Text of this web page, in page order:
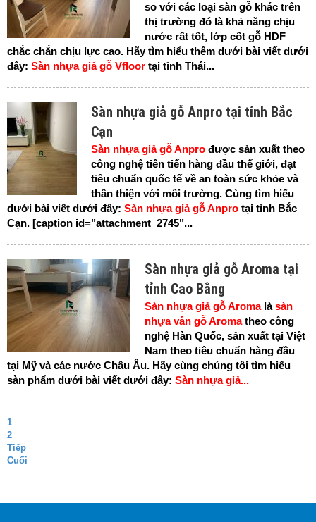
so với các loại sàn gỗ khác trên
thị trường đó là khả năng chịu
nước rất tốt, lớp cốt gỗ HDF
chắc chắn chịu lực cao. Hãy tìm hiểu thêm dưới bài viết dưới
đây: Sàn nhựa giả gỗ Vfloor tại tỉnh Thái...
Sàn nhựa giả gỗ Anpro tại tỉnh Bắc
Cạn
Sàn nhựa giả gỗ Anpro được sản xuất theo
công nghệ tiên tiến hàng đầu thế giới, đạt
tiêu chuẩn quốc tế về an toàn sức khỏe và
thân thiện với môi trường. Cùng tìm hiểu
dưới bài viết dưới đây: Sàn nhựa giả gỗ Anpro tại tỉnh Bắc
Cạn. [caption id="attachment_2745"...
Sàn nhựa giả gỗ Aroma tại
tỉnh Cao Bằng
Sàn nhựa giả gỗ Aromalàsàn
nhựa vân gỗ Aromatheo công
nghệ Hàn Quốc, sản xuất tại Việt
Nam theo tiêu chuẩn hàng đầu
tại Mỹ và các nước Châu Âu. Hãy cùng chúng tôi tìm hiểu
sàn phẩm dưới bài viết dưới đây: Sàn nhựa giả...
1
2
Tiếp
Cuối